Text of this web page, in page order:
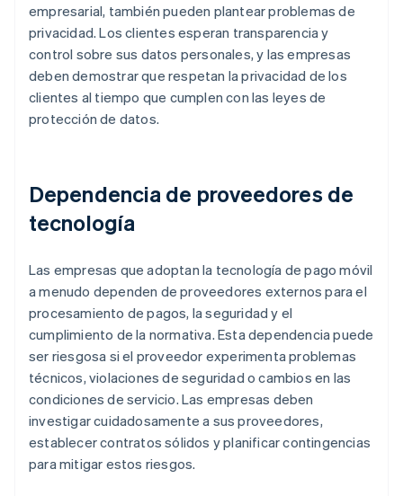
empresarial, también pueden plantear problemas de
privacidad. Los clientes esperan transparencia y
control sobre sus datos personales, y las empresas
deben demostrar que respetan la privacidad de los
clientes al tiempo que cumplen con las leyes de
protección de datos.
Dependencia de proveedores de
tecnología
Las empresas que adoptan la tecnología de pago móvil
a menudo dependen de proveedores externos para el
procesamiento de pagos, la seguridad y el
cumplimiento de la normativa. Esta dependencia puede
ser riesgosa si el proveedor experimenta problemas
técnicos, violaciones de seguridad o cambios en las
condiciones de servicio. Las empresas deben
investigar cuidadosamente a sus proveedores,
establecer contratos sólidos y planificar contingencias
para mitigar estos riesgos.